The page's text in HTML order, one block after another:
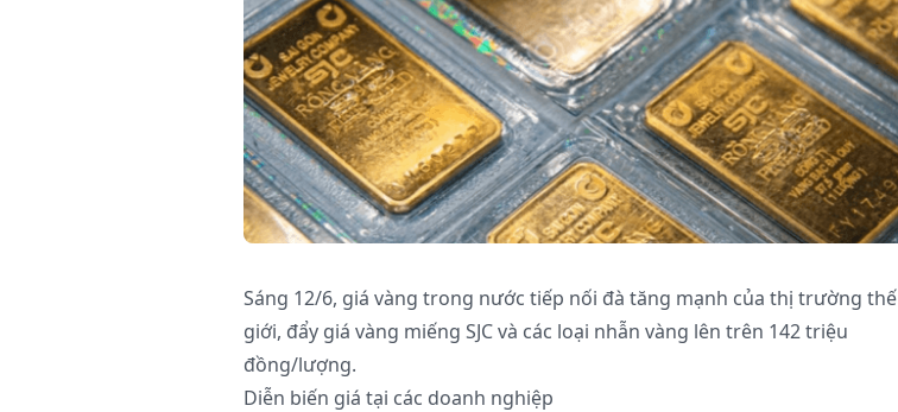
Sáng 12/6, giá vàng trong nước tiếp nối đà tăng mạnh của thị trường thế
giới, đẩy giá vàng miếng SJC và các loại nhẫn vàng lên trên 142 triệu
đồng/lượng.
Diễn biến giá tại các doanh nghiệp